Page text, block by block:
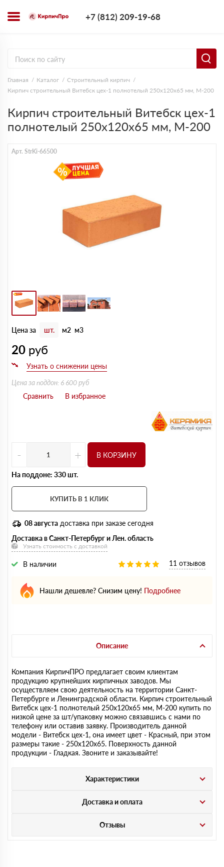
+7 (812) 209-19-68
Главная Каталог
Строительный кирпич
Кирпич строительный Витебск цех-1 полнотелый 250х120х65 мм, М-200
Кирпич строительный Витебск цех-1
полнотелый 250х120х65 мм, М-200
Арт. StrKi-66500
Цена за шт. м2 м3
20 руб
Цена за поддон: 6 600 руб
- + В КОРЗИНУ
На поддоне: 330 шт.
КУПИТЬ В 1 КЛИК
08 августа доставка при заказе сегодня
Доставка в Санкт-Петербург и Лен. область
Узнать стоимость с доставкой
В наличии 11 отзывов
Нашли дешевле? Снизим цену! Подробнее
Описание
Компания КирпичПРО предлагает своим клиентам
продукцию крупнейших кирпичных заводов. Мы
осуществляем свою деятельность на территории Санкт-
Петербурге и Ленинградской области. Кирпич строительный
Витебск цех-1 полнотелый 250х120х65 мм, М-200 купить по
низкой цене за шт/упаковку можно связавшись с нами по
телефону или оставив заявку. Производитель данной
модели - Витебск цех-1, она имеет цвет - Красный, при этом
размеры такие - 250х120х65. Поверхность данной
продукции - Гладкая. Звоните и заказывайте!
Характеристики
Доставка и оплата
Отзывы